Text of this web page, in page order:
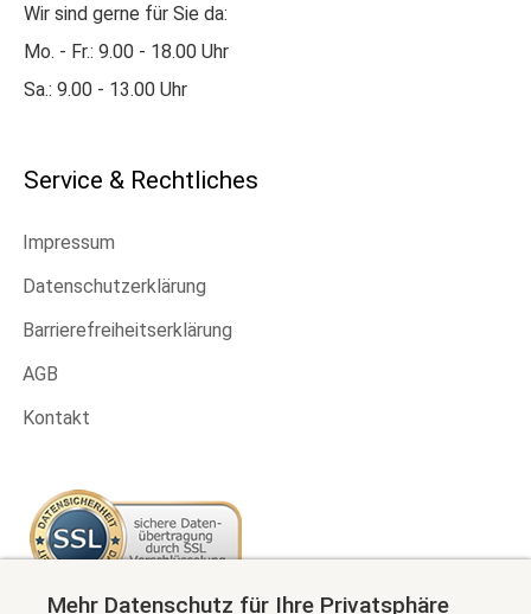
Wir sind gerne für Sie da:
Mo. - Fr.: 9.00 - 18.00 Uhr
Sa.: 9.00 - 13.00 Uhr
Service & Rechtliches
Impressum
Datenschutzerklärung
Barrierefreiheitserklärung
AGB
Kontakt
Mehr Datenschutz für Ihre Privatsphäre